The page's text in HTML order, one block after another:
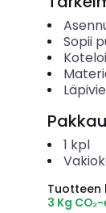
Sopii
1 kpl
Tuotteen
3 Kg